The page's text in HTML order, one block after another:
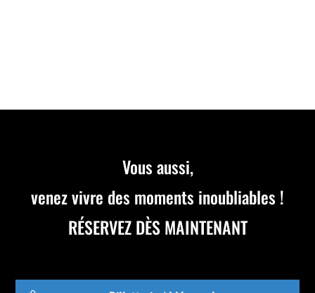
Vous aussi,
venez vivre des moments inoubliables !
RÉSERVEZ DÈS MAINTENANT